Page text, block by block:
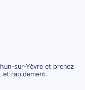
sur-Yèvre et prenez
et rapidement.